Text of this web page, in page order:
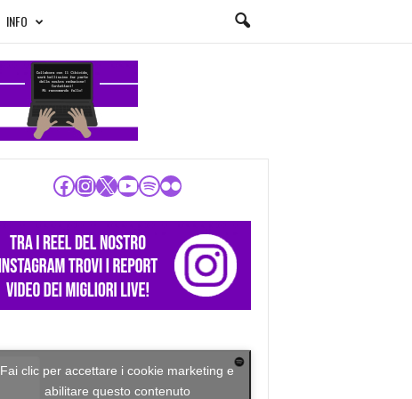
INFO
Facebook InstagramX YouTube Spotify Flickr
Fai clic per accettare i cookie marketing e
abilitare questo contenuto